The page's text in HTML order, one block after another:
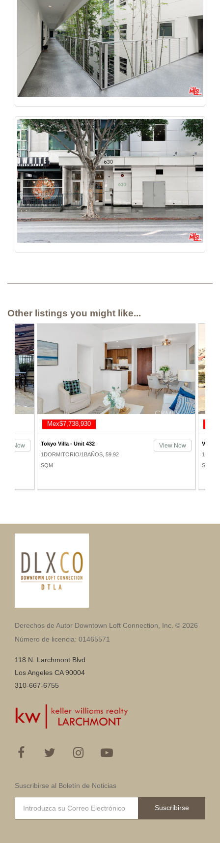
Other listings you might like...
Now
Mex$7,738,930
Tokyo Villa - Unit 432
1DORMITORIO/1BAÑOS, 59.92
SQM
View Now
Vero -
SQM
Derechos de Autor Downtown Loft Connection, Inc. © 2026
Número de licencia: 01465571
118 N. Larchmont Blvd
Los Angeles CA 90004
310-667-6755
Suscribirse al Boletín de Noticias
Suscribirse